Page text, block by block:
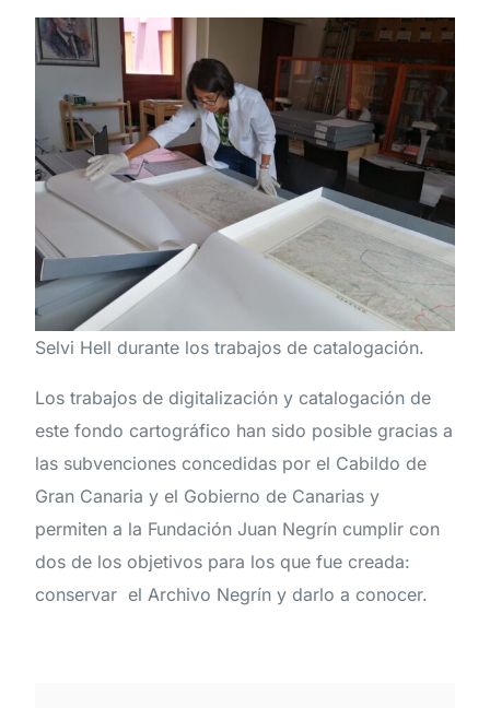
Selvi Hell durante los trabajos de catalogación.
Los trabajos de digitalización y catalogación de
este fondo cartográfico han sido posible gracias a
las subvenciones concedidas por el Cabildo de
Gran Canaria y el Gobierno de Canarias y
permiten a la Fundación Juan Negrín cumplir con
dos de los objetivos para los que fue creada:
conservar el Archivo Negrín y darlo a conocer.